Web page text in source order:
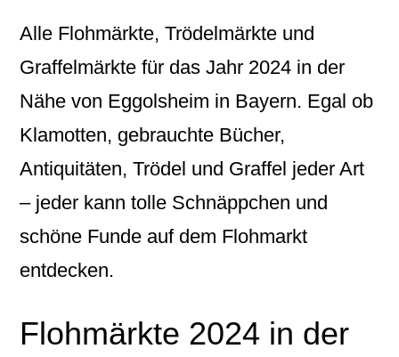
Alle Flohmärkte, Trödelmärkte und
Graffelmärkte für das Jahr 2024 in der
Nähe von Eggolsheim in Bayern. Egal ob
Klamotten, gebrauchte Bücher,
Antiquitäten, Trödel und Graffel jeder Art
– jeder kann tolle Schnäppchen und
schöne Funde auf dem Flohmarkt
entdecken.
Flohmärkte 2024 in der